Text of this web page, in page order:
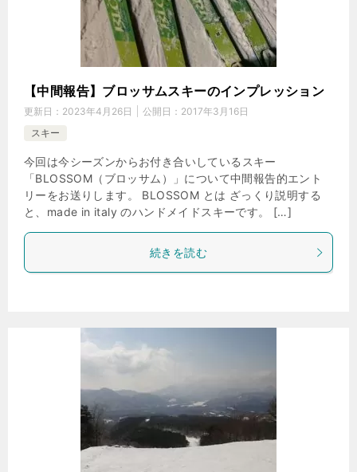
【中間報告】ブロッサムスキーのインプレッション
更新日： 2023年4月26日 公開日： 2017年3月16日
スキー
今回は今シーズンからお付き合いしているスキー
「BLOSSOM（ブロッサム）」について中間報告的エント
リーをお送りします。 BLOSSOM とは ざっくり説明する
と、made in italy のハンドメイドスキーです。 […]
続きを読む